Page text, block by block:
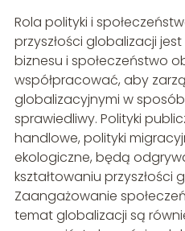
Rola polityki i
przyszłości globalizacji
biznesu i społeczeństwo
współpracować, aby
globalizacyjnymi w
sprawiedliwy. Polityki
handlowe, polityki
ekologiczne, będą
kształtowaniu przyszłości
Zaangażowanie
temat globalizacji są